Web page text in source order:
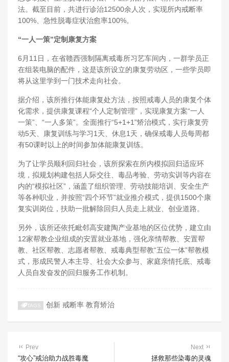
法。截至目前，共进行诊治12500余人次，实现所内戒断率
100%、急性脱毒症状治愈率100%。
“一人一策”定制康复方案
6月11日，在省赣西强制隔离戒毒所习艺车间内，一群学员正
在组装电脑的配件，这是该所设立的康复劳动区，一些学员即
将从这里学到一门技术走向社会。
据介绍，该所推行体能康复处方法，按照戒毒人员的康复个体
化需求，提供康复课程“个人定制管理”，实现康复方案“一人
一策”、“一人多策”。全面推行“5+1+1”矫治模式，实行康复劳
动5天、康复训练与学习1天、休息1天，确保戒毒人员每周都
有50课时以上的时间参加体能康复训练。
为了让学员顺利回归社会，该所探索在所内模拟回归适应环
境，拟规划构建包括人际交往、毒品考验、劳动实训等内容在
内的“模拟社区”，涵盖了组织管理、劳动技能培训、安全生产
等各种职业，并按照“四个环节”就业推介模式，提供1500个康
复实训岗位，扶助一批解除回归人员走上就业、创业道路。
另外，该所还依托毗邻高安建陶产业基地的区位优势，建立由
12家帮教企业组成的安置就业基地，强化亲情帮教、安置帮
教、社区帮教、志愿者帮教、戒毒典型帮教“五位一体”帮教模
式，形成民警人本主导、社会大众参与、家庭亲情托底、戒毒
人员自发奋发的回归服务工作机制。
TAGS 创新 戒断率 教育矫治
Prev
“攻心”戒治助力战胜毒魔
Next
拯救那些染毒的灵魂